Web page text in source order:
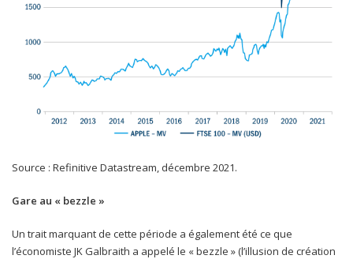
Source : Refinitive Datastream, décembre 2021.
Gare au « bezzle »
Un trait marquant de cette période a également été ce que
l’économiste JK Galbraith a appelé le « bezzle » (l’illusion de création